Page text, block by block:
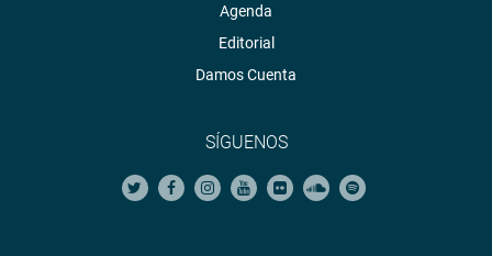
Agenda
Editorial
Damos Cuenta
SÍGUENOS